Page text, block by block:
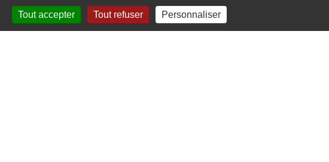
Tout accepter Tout refuser Personnaliser